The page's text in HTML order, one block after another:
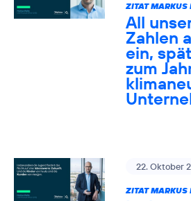
ZITAT MARKUS
All
Zahlen
ein,
zum
22. Oktober
ZITAT MARKUS